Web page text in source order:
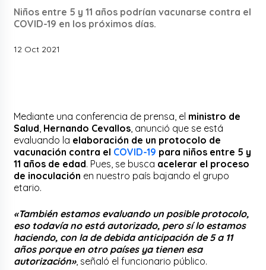
Niños entre 5 y 11 años podrían vacunarse contra el
COVID-19 en los próximos días.
12 Oct 2021
Mediante una conferencia de prensa, el ministro de
Salud Hernando Cevallos , anunció que se está
evaluando la elaboración de un protocolo de
vacunación contra el COVID-19 para niños entre 5 y
11 años de edad. Pues, se busca acelerar el proceso
de inoculación en nuestro país bajando el grupo
etario.
«También estamos evaluando un posible protocolo,
eso todavía no está autorizado, pero sí lo estamos
haciendo, con la de debida anticipación de 5 a 11
años porque en otro países ya tienen esa
autorización», señaló el funcionario público.